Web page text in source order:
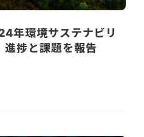
年環境サステナビリ
進捗と課題を報告